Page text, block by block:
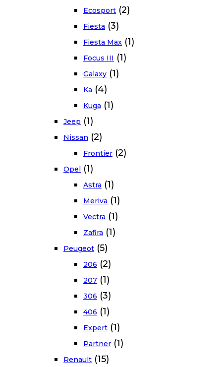
Ecosport (2)
Fiesta (3)
Fiesta Max (1)
Focus III (1)
Galaxy (1)
Ka (4)
Kuga (1)
Jeep (1)
Nissan (2)
Frontier (2)
Opel (1)
Astra (1)
Meriva (1)
Vectra (1)
Zafira (1)
Peugeot (5)
206 (2)
207 (1)
306 (3)
406 (1)
Expert (1)
Partner (1)
Renault (15)